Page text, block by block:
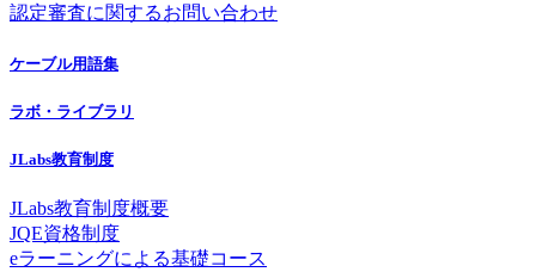
認定審査に関するお問い合わせ
ケーブル用語集
ラボ・ライブラリ
JLabs教育制度
JLabs教育制度概要
JQE資格制度
eラーニングによる基礎コース